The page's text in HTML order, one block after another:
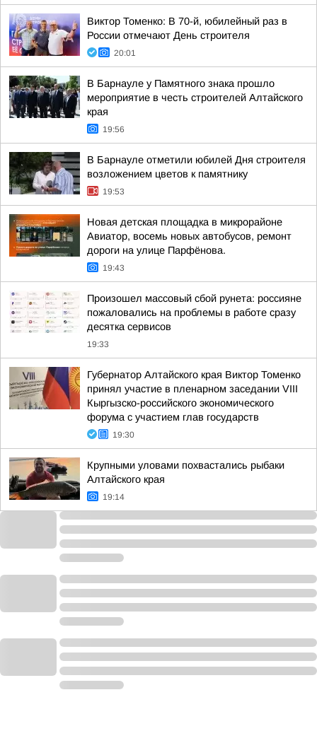
Виктор Томенко: В 70-й, юбилейный раз в
России отмечают День строителя
20:01
В Барнауле у Памятного знака прошло
мероприятие в честь строителей Алтайского
края
19:56
В Барнауле отметили юбилей Дня строителя
возложением цветов к памятнику
19:53
Новая детская площадка в микрорайоне
Авиатор, восемь новых автобусов, ремонт
дороги на улице Парфёнова.
19:43
Произошел массовый сбой рунета: россияне
пожаловались на проблемы в работе сразу
десятка сервисов
19:33
Губернатор Алтайского края Виктор Томенко
принял участие в пленарном заседании VIII
Кыргызско-российского экономического
форума с участием глав государств
19:30
Крупными уловами похвастались рыбаки
Алтайского края
19:14